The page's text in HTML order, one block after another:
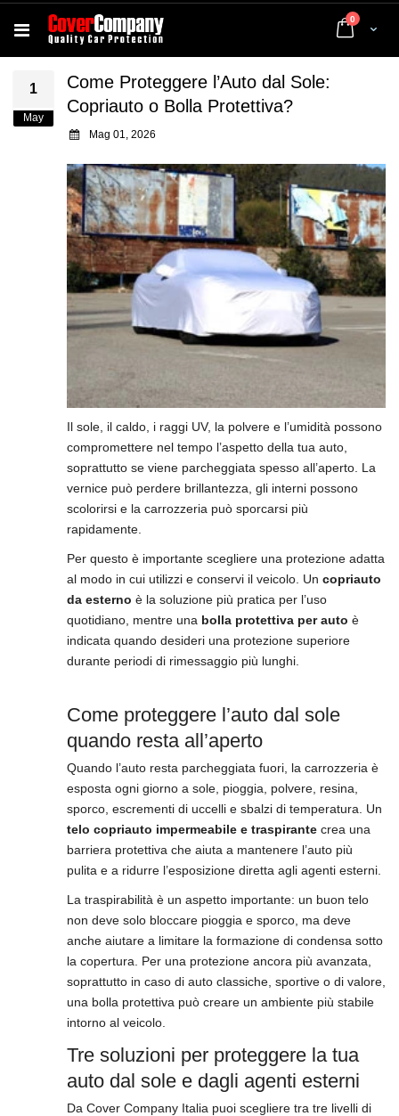
Cart
0 elementi
1
May
Come Proteggere l’Auto dal Sole:
Copriauto o Bolla Protettiva?
Mag 01, 2026
Il sole, il caldo, i raggi UV, la polvere e l’umidità possono
compromettere nel tempo l’aspetto della tua auto,
soprattutto se viene parcheggiata spesso all’aperto. La
vernice può perdere brillantezza, gli interni possono
scolorirsi e la carrozzeria può sporcarsi più
rapidamente.
Per questo è importante scegliere una protezione adatta
al modo in cui utilizzi e conservi il veicolo. Un copriauto
da esterno è la soluzione più pratica per l’uso
quotidiano, mentre una bolla protettiva per auto è
indicata quando desideri una protezione superiore
durante periodi di rimessaggio più lunghi.
Come proteggere l’auto dal sole
quando resta all’aperto
Quando l’auto resta parcheggiata fuori, la carrozzeria è
esposta ogni giorno a sole, pioggia, polvere, resina,
sporco, escrementi di uccelli e sbalzi di temperatura. Un
telo copriauto impermeabile e traspirante crea una
barriera protettiva che aiuta a mantenere l’auto più
pulita e a ridurre l’esposizione diretta agli agenti esterni.
La traspirabilità è un aspetto importante: un buon telo
non deve solo bloccare pioggia e sporco, ma deve
anche aiutare a limitare la formazione di condensa sotto
la copertura. Per una protezione ancora più avanzata,
soprattutto in caso di auto classiche, sportive o di valore,
una bolla protettiva può creare un ambiente più stabile
intorno al veicolo.
Tre soluzioni per proteggere la tua
auto dal sole e dagli agenti esterni
Da Cover Company Italia puoi scegliere tra tre livelli di